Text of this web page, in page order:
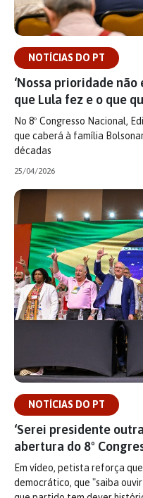
NOTÍCIAS DO PT
‘Nossa prioridade
que Lula fez e o que
No 8º Congresso Nacional,
que caberá à família
décadas
25/04/2026
NOTÍCIAS DO PT
‘Serei presidente
abertura do 8º
Em vídeo, petista reforça
democrático, que "saiba